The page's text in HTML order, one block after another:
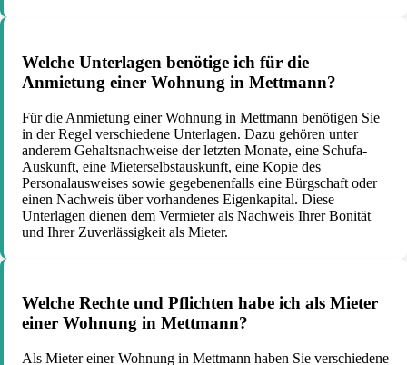
Welche Unterlagen benötige ich für die
Anmietung einer Wohnung in Mettmann?
Für die Anmietung einer Wohnung in Mettmann benötigen Sie
in der Regel verschiedene Unterlagen. Dazu gehören unter
anderem Gehaltsnachweise der letzten Monate, eine Schufa-
Auskunft, eine Mieterselbstauskunft, eine Kopie des
Personalausweises sowie gegebenenfalls eine Bürgschaft oder
einen Nachweis über vorhandenes Eigenkapital. Diese
Unterlagen dienen dem Vermieter als Nachweis Ihrer Bonität
und Ihrer Zuverlässigkeit als Mieter.
Welche Rechte und Pflichten habe ich als Mieter
einer Wohnung in Mettmann?
Als Mieter einer Wohnung in Mettmann haben Sie verschiedene